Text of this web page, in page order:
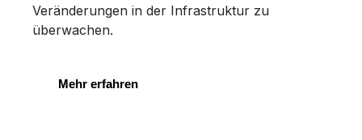
Veränderungen in der Infrastruktur zu
überwachen.
Mehr erfahren